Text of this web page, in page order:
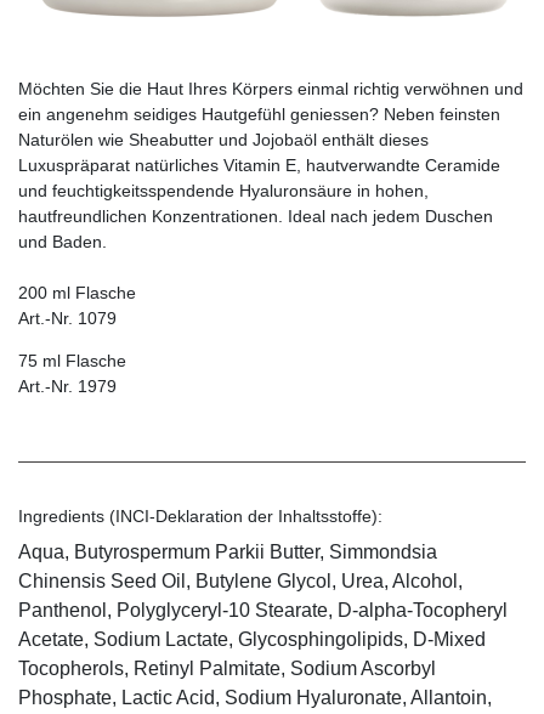
Möchten Sie die Haut Ihres Körpers einmal richtig verwöhnen und
ein angenehm seidiges Hautgefühl geniessen? Neben feinsten
Naturölen wie Sheabutter und Jojobaöl enthält dieses
Luxuspräparat natürliches Vitamin E, hautverwandte Ceramide
und feuchtigkeitsspendende Hyaluronsäure in hohen,
hautfreundlichen Konzentrationen. Ideal nach jedem Duschen
und Baden.
200 ml Flasche
Art.-Nr. 1079
75 ml Flasche
Art.-Nr. 1979
Ingredients (INCI-Deklaration der Inhaltsstoffe):
Aqua, Butyrospermum Parkii Butter, Simmondsia
Chinensis Seed Oil, Butylene Glycol, Urea, Alcohol,
Panthenol, Polyglyceryl-10 Stearate, D-alpha-Tocopheryl
Acetate, Sodium Lactate, Glycosphingolipids, D-Mixed
Tocopherols, Retinyl Palmitate, Sodium Ascorbyl
Phosphate, Lactic Acid, Sodium Hyaluronate, Allantoin,